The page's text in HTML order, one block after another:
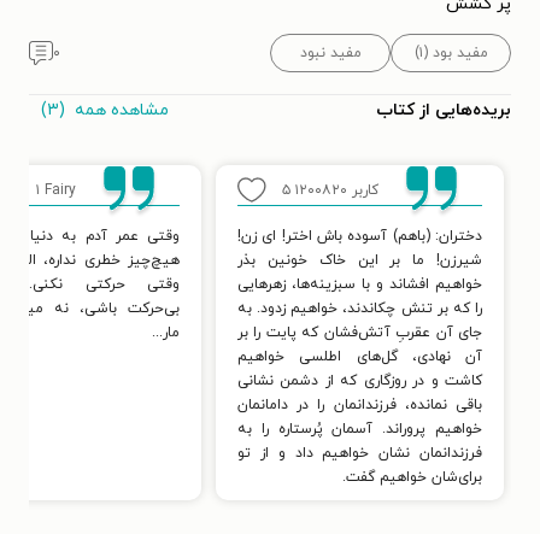
مفید بود (۱) مفید نبود ۰
بریده‌هایی از کتاب مشاهده همه (۳)
کاربر ۱۲۰۰۸۲۰ ۵
دختران: (باهم) آسوده باش اختر! ای زن!
شیرزن! ما بر این خاک خونین بذر
خواهیم افشاند و با سبزینه‌ها، زهرهایی
را که بر تنش چکاندند، خواهیم زدود. به
جای آن عقربِ آتش‌فشان که پایت را بر
آن نهادی، گل‌های اطلسی خواهیم
کاشت و در روزگاری که از دشمن نشانی
باقی نمانده، فرزندانمان را در دامانمان
خواهیم پروراند. آسمان پُرستاره را به
فرزندانمان نشان خواهیم داد و از تو
برای‌شان خواهیم گفت.
Fairy ۱
وقتی عمر آدم به دنیا
هیچ‌چیز خطری نداره، البته
وقتی حرکتی نکنی.
بی‌حرکت باشی، نه مین،
مار...